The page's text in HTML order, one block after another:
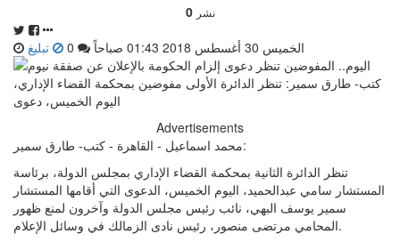
0 نشر
الخميس 30 أغسطس 2018 01:43 صباحاً تبليغ
Advertisements
محمد اسماعيل - القاهرة - كتب- طارق سمير:
تنظر الدائرة الثانية بمحكمة القضاء الإداري بمجلس الدولة، برئاسة
المستشار سامي عبدالحميد، اليوم الخميس، الدعوى التي أقامها المستشار
سمير يوسف البهي، نائب رئيس مجلس الدولة وآخرون لمنع ظهور
المحامي مرتضى منصور، رئيس نادى الزمالك في وسائل الإعلام.